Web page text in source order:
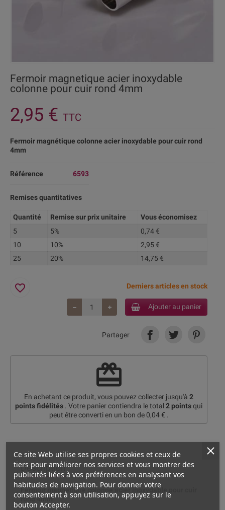
Fermoir magnetique acier inoxydable
colonne pour cuir rond 4mm
2,95 € TTC
Fermoir magnétique colonne acier inoxydable pour cuir rond
4mm
Référence 6593
Remises quantitatives
Quantité Remise sur prix unitaire
Vous économisez
5
5%
0,74 €
10
10%
2,95 €
25
20% 14,75 €
Derniers articles en stock
Ajouter au panier
favorite_border
Partager
redeem
En achetant ce produit, vous pouvez collecter jusqu'à 2
points fidélités . Votre panier contiendra le total 2 pointsqui
peut être converti en un bon de 0,04 € .
Description
Fermoir magnétique colonne acier inoxydable pour cuir
rond 4mm
Ce site Web utilise ses propres cookies et ceux de
tiers pour améliorer nos services et vous montrer des
publicités liées à vos préférences en analysant vos
habitudes de navigation. Pour donner votre
consentement à son utilisation, appuyez sur le
bouton Accepter.